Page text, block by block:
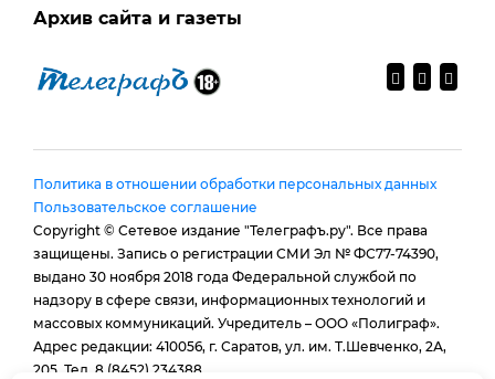
Архив сайта и газеты
Политика в отношении обработки персональных данных
Пользовательское соглашение
Copyright © Сетевое издание "Телеграфъ.ру". Все права
защищены. Запись о регистрации СМИ Эл № ФС77-74390,
выдано 30 ноября 2018 года Федеральной службой по
надзору в сфере связи, информационных технологий и
массовых коммуникаций. Учредитель – ООО «Полиграф».
Адрес редакции: 410056, г. Саратов, ул. им. Т.Шевченко, 2А,
205. Тел. 8 (8452) 234388.